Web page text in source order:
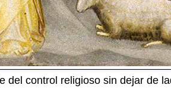
del control religioso sin dejar de